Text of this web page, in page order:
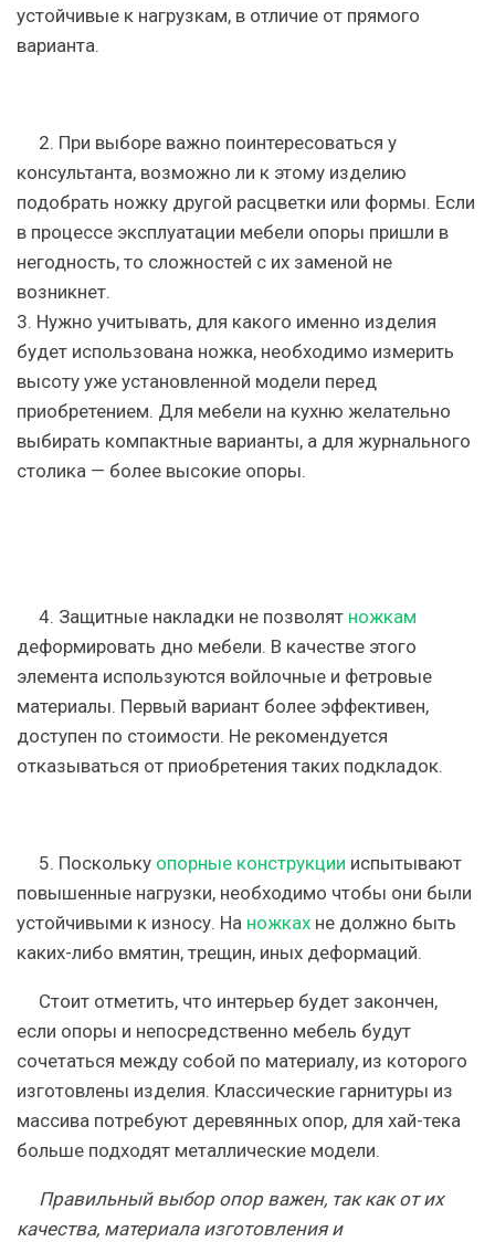
устойчивые к нагрузкам, в отличие от прямого
варианта.
2. При выборе важно поинтересоваться у
консультанта, возможно ли к этому изделию
подобрать ножку другой расцветки или формы. Если
в процессе эксплуатации мебели опоры пришли в
негодность, то сложностей с их заменой не
возникнет.
3. Нужно учитывать, для какого именно изделия
будет использована ножка, необходимо измерить
высоту уже установленной модели перед
приобретением. Для мебели на кухню желательно
выбирать компактные варианты, а для журнального
столика — более высокие опоры.
4. Защитные накладки не позволят ножкам
деформировать дно мебели. В качестве этого
элемента используются войлочные и фетровые
материалы. Первый вариант более эффективен,
доступен по стоимости. Не рекомендуется
отказываться от приобретения таких подкладок.
5. Поскольку опорные конструкции испытывают
повышенные нагрузки, необходимо чтобы они были
устойчивыми к износу. На ножках не должно быть
каких-либо вмятин, трещин, иных деформаций.
Стоит отметить, что интерьер будет закончен,
если опоры и непосредственно мебель будут
сочетаться между собой по материалу, из которого
изготовлены изделия. Классические гарнитуры из
массива потребуют деревянных опор, для хай-тека
больше подходят металлические модели.
Правильный выбор опор важен, так как от их
качества, материала изготовления и